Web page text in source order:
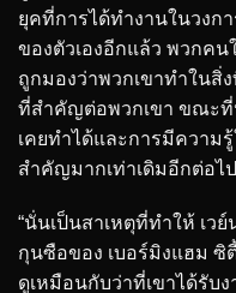
ยุคที่การได้ทำงานในวงก
ของตัวเองอีกแล้ว พวกค
ถูกมองว่าพวกเขาทำในสิ่
ที่สำคัญต่อพวกเขา ขณะที่
เคยทำได้และการมีความ
สำคัญมากเท่าเดิมอีกต่อไป
“นั่นเป็นสาเหตุที่ทำให้ เว
กุนซือของ เบอร์มิงแฮม ซิ
ดูเหมือนกับว่าที่เขาได้รับ